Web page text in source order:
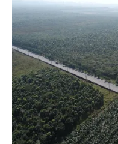
教設計，讓學生熟悉傳
悉台灣本土的材料。台
人工林，直徑較小，挑
正為人所用，而且做到
口，使用國產材來做家
目標的一環。做出來的
品，2021年底，透過產
灣第一批負碳家具問世
為消費者的減碳新選擇